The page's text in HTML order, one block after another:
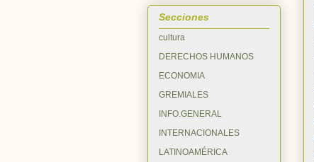
Secciones
cultura
DERECHOS HUMANOS
ECONOMIA
GREMIALES
INFO.GENERAL
INTERNACIONALES
LATINOAMÉRICA